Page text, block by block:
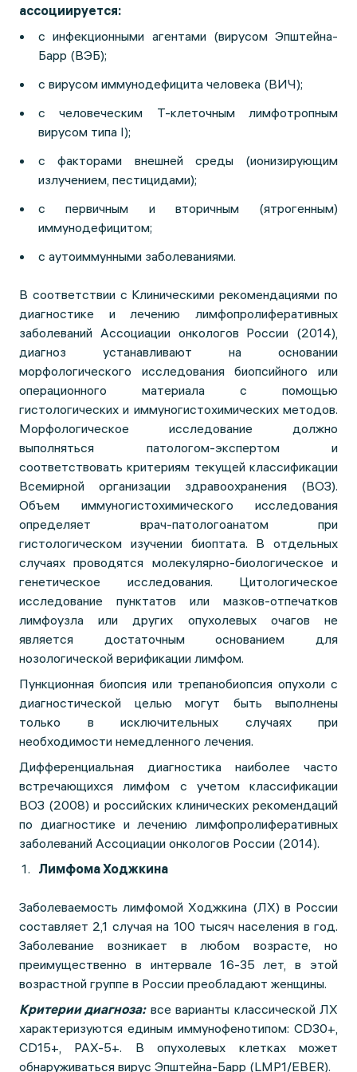
ассоциируется:
с инфекционными агентами (вирусом Эпштейна-
Барр (ВЭБ);
с вирусом иммунодефицита человека (ВИЧ);
с человеческим Т-клеточным лимфотропным
вирусом типа I);
с факторами внешней среды (ионизирующим
излучением, пестицидами);
с первичным и вторичным (ятрогенным)
иммунодефицитом;
с аутоиммунными заболеваниями.
В соответствии с Клиническими рекомендациями по
диагностике и лечению лимфопролиферативных
заболеваний Ассоциации онкологов России (2014),
диагноз устанавливают на основании
морфологического исследования биопсийного или
операционного материала с помощью
гистологических и иммуногистохимических методов.
Морфологическое исследование должно
выполняться патологом-экспертом и
соответствовать критериям текущей классификации
Всемирной организации здравоохранения (ВОЗ).
Объем иммуногистохимического исследования
определяет врач-патологоанатом при
гистологическом изучении биоптата. В отдельных
случаях проводятся молекулярно-биологическое и
генетическое исследования. Цитологическое
исследование пунктатов или мазков-отпечатков
лимфоузла или других опухолевых очагов не
является достаточным основанием для
нозологической верификации лимфом.
Пункционная биопсия или трепанобиопсия опухоли с
диагностической целью могут быть выполнены
только в исключительных случаях при
необходимости немедленного лечения.
Дифференциальная диагностика наиболее часто
встречающихся лимфом с учетом классификации
ВОЗ (2008) и российских клинических рекомендаций
по диагностике и лечению лимфопролиферативных
заболеваний Ассоциации онкологов России (2014).
Лимфома Ходжкина
Заболеваемость лимфомой Ходжкина (ЛХ) в России
составляет 2,1 случая на 100 тысяч населения в год.
Заболевание возникает в любом возрасте, но
преимущественно в интервале 16-35 лет, в этой
возрастной группе в России преобладают женщины.
Критерии диагноза:все варианты классической ЛХ
характеризуются единым иммунофенотипом: CD30+,
CD15+, PAX-5+. В опухолевых клетках может
обнаруживаться вирус Эпштейна-Барр (LMP1/EBER).